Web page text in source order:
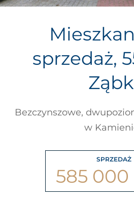
sprzedaż,
Bezczynszowe,
w
SPRZEDAŻ
585 000